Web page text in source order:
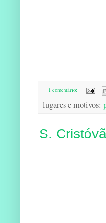
1 comentário:
lugares e motivos:
S.